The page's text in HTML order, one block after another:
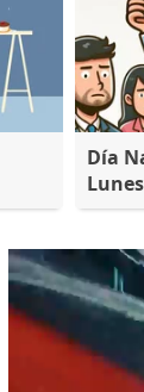
Día
Lunes